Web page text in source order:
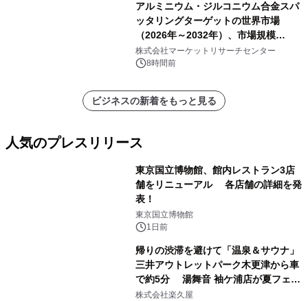
アルミニウム・ジルコニウム合金スパ
ッタリングターゲットの世界市場
（2026年～2032年）、市場規模
（0.995、0.999、その他）・分析レポ
ートを発表
株式会社マーケットリサーチセンター
8時間前
ビジネスの新着をもっと見る
人気のプレスリリース
東京国立博物館、館内レストラン3店
舗をリニューアル 各店舗の詳細を発
表！
東京国立博物館
1日前
帰りの渋滞を避けて「温泉＆サウナ」
三井アウトレットパーク木更津から車
で約5分 湯舞音 袖ケ浦店が夏フェア
メニューを提供
株式会社楽久屋